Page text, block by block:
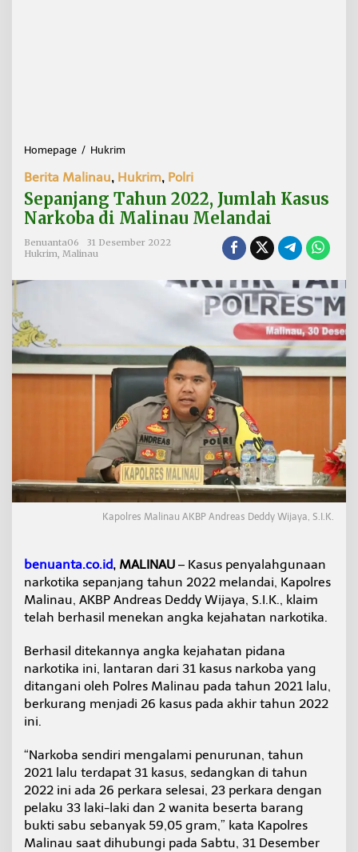
Homepage / Hukrim
p
a
n
j
a
T
2
0
2
,
J
m
l
a
h
K
a
s
N
a
k
b
a
d
M
i
n
u
M
e
l
Berita Malinau, Hukrim, Polri
Sepanjang Tahun 2022, Jumlah Kasus
Narkoba di Malinau Melandai
Benuanta06
31 Desember 2022
Hukrim Malinau
Kapolres Malinau AKBP Andreas Deddy Wijaya, S.I.K.
benuanta.co.id, MALINAU – Kasus penyalahgunaan
narkotika sepanjang tahun 2022 melandai, Kapolres
Malinau, AKBP Andreas Deddy Wijaya, S.I.K., klaim
telah berhasil menekan angka kejahatan narkotika.
Berhasil ditekannya angka kejahatan pidana
narkotika ini, lantaran dari 31 kasus narkoba yang
ditangani oleh Polres Malinau pada tahun 2021 lalu,
berkurang menjadi 26 kasus pada akhir tahun 2022
ini.
“Narkoba sendiri mengalami penurunan, tahun
2021 lalu terdapat 31 kasus, sedangkan di tahun
2022 ini ada 26 perkara selesai, 23 perkara dengan
pelaku 33 laki-laki dan 2 wanita beserta barang
bukti sabu sebanyak 59,05 gram,” kata Kapolres
Malinau saat dihubungi pada Sabtu, 31 Desember